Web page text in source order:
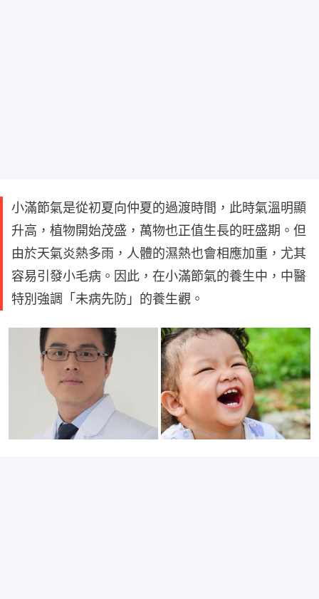
小滿節氣是從初夏向仲夏的過渡時間，此時氣溫明顯
升高，植物開始茂盛，萬物也正值生長的旺盛期。但
由於天氣炎熱多雨，人體的濕熱也會相應加重，尤其
容易引發小毛病。因此，在小滿節氣的養生中，中醫
特別強調「未病先防」的養生觀。